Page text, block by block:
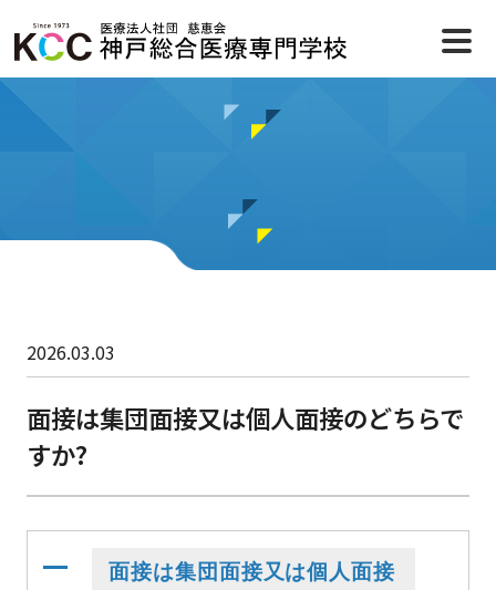
2026.03.03
面接は集団面接又は個人面接のどちらで
すか?
A
面接は集団面接又は個人面接